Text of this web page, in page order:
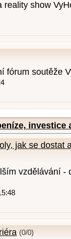
reality show
fórum soutěže
investice
jak se dostat
vzdělávání -
(0/0)